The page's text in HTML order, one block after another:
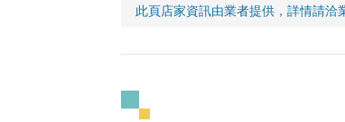
此頁店家資訊由業者提供，詳情請洽